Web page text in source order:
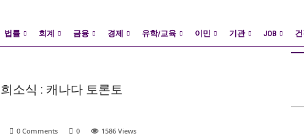
법률 회계 금융 경제 유학/교육 이민 기관 JOB
소식 : 캐나다 토론토
0 Comments 0 1586 Views